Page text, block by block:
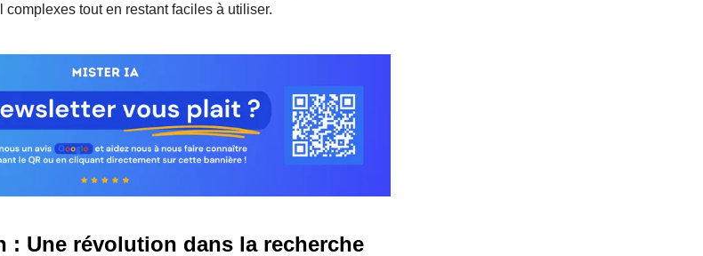
complexes tout en restant faciles à utiliser.
: Une révolution dans la recherche